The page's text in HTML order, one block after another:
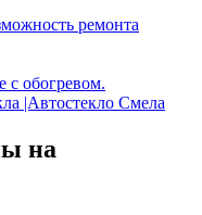
ремонта
с обогревом.
|Автостекло Смела
на